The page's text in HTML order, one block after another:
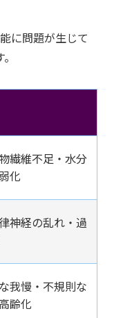
に問題が生じて
繊維不足・水分
化
神経の乱れ・過
我慢・不規則な
齢化